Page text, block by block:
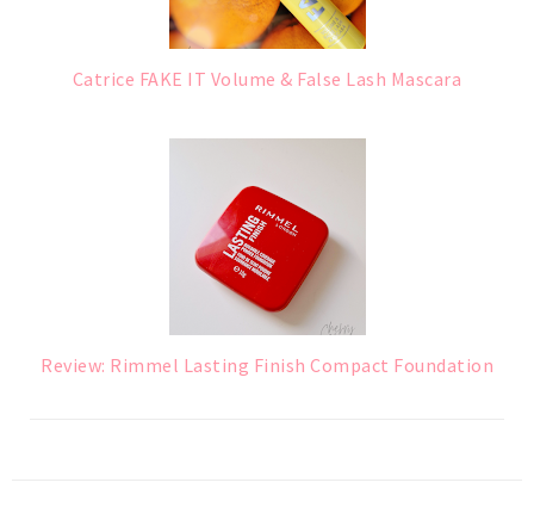
Catrice FAKE IT Volume & False Lash Mascara
Review: Rimmel Lasting Finish Compact Foundation